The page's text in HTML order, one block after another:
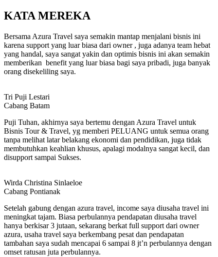
KATA MEREKA
Bersama Azura Travel saya semakin mantap menjalani bisnis ini
karena support yang luar biasa dari owner , juga adanya team hebat
yang handal, saya sangat yakin dan optimis bisnis ini akan semakin
memberikan benefit yang luar biasa bagi saya pribadi, juga banyak
orang disekeliling saya.
Tri Puji Lestari
Cabang Batam
Puji Tuhan, akhirnya saya bertemu dengan Azura Travel untuk
Bisnis Tour & Travel, yg memberi PELUANG untuk semua orang
tanpa melihat latar belakang ekonomi dan pendidikan, juga tidak
membutuhkan keahlian khusus, apalagi modalnya sangat kecil, dan
disupport sampai Sukses.
Wirda Christina Sinlaeloe
Cabang Pontianak
Setelah gabung dengan azura travel, income saya diusaha travel ini
meningkat tajam. Biasa perbulannya pendapatan diusaha travel
hanya berkisar 3 jutaan, sekarang berkat full support dari owner
azura, usaha travel saya berkembang pesat dan pendapatan
tambahan saya sudah mencapai 6 sampai 8 jt’n perbulannya dengan
omset ratusan juta perbulannya.